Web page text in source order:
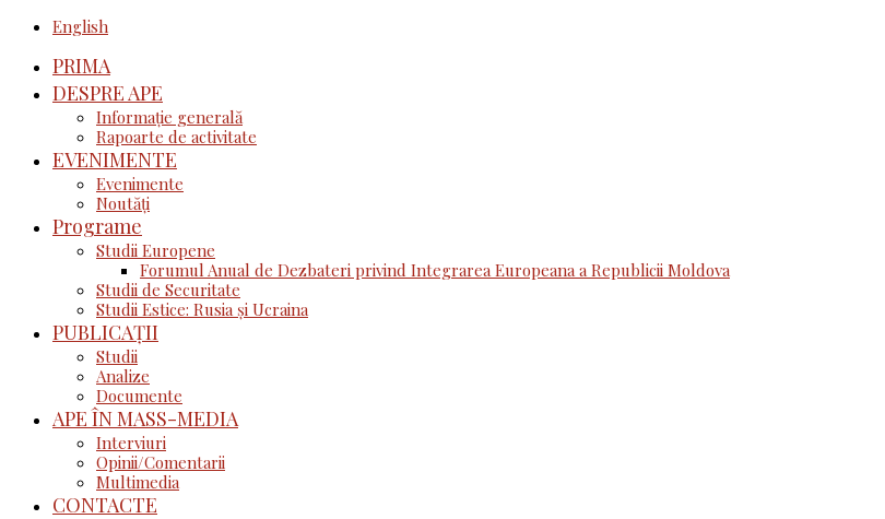
English
PRIMA
DESPRE APE
Informație generală
Rapoarte de activitate
EVENIMENTE
Evenimente
Noutăţi
Programe
Studii Europene
Forumul Anual de Dezbateri privind Integrarea Europeana a Republicii Moldova
Studii de Securitate
Studii Estice: Rusia și Ucraina
PUBLICAȚII
Studii
Analize
Documente
APE ÎN MASS-MEDIA
Interviuri
Opinii/Comentarii
Multimedia
CONTACTE